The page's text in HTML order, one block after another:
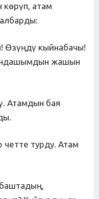
атам
Өзүңдү кыйнабачы!
жашын
Атамдын бая
турду. Атам